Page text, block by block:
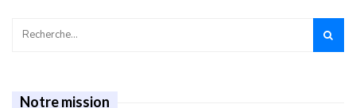
Notre mission